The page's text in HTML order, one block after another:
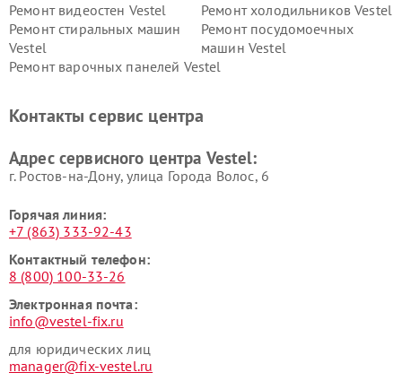
Ремонт видеостен Vestel
Ремонт холодильников Vestel
Ремонт стиральных машин
Vestel
Ремонт посудомоечных
машин Vestel
Ремонт варочных панелей Vestel
Контакты сервис центра
Адрес сервисного центра Vestel:
г. Ростов-на-Дону, улица Города Волос, 6
Горячая линия:
+7 (863) 333-92-43
Контактный телефон:
8 (800) 100-33-26
Электронная почта:
info@vestel-fix.ru
для юридических лиц
manager@fix-vestel.ru